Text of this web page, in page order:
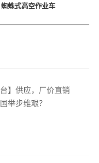
蜘蛛式高空作业车
】供应，厂价直销
举步维艰？